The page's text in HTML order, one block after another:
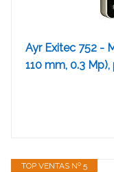
Ayr Exitec 752 -
110 mm, 0.3
TOP VENTAS Nº 5